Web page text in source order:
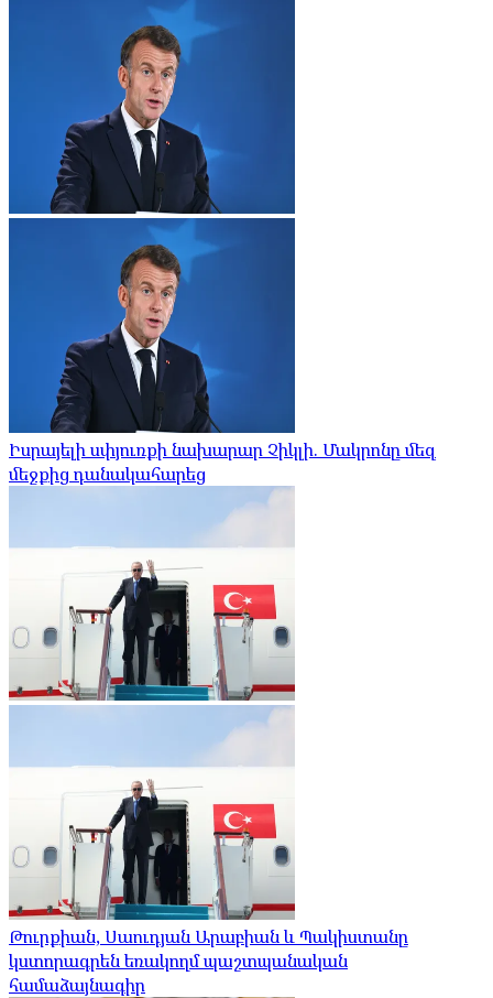
Իսրայելի սփյուռքի նախարար Չիկլի. Մակրոնը մեզ
մեջքից դանակահարեց
Թուրքիան, Սաուդյան Արաբիան և Պակիստանը
կստորագրեն եռակողմ պաշտպանական
համաձայնագիր